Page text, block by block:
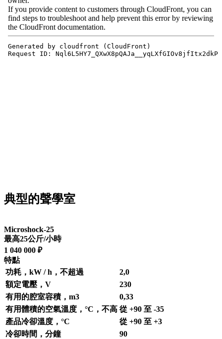
典型的聲學室
Microshock-25
最高25公斤/小時
1 040 000 ₽
特點
功耗，kW / h，不超過
2,0
額定電壓，V
230
有用的腔室容積，m3
0,33
有用體積的空氣溫度，°С，不高 從 +90 至 -35
產品冷卻溫度，°С
從 +90 至 +3
冷卻時間，分鐘
90